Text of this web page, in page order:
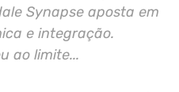
Synapse aposta em
e integração.
ao limite...